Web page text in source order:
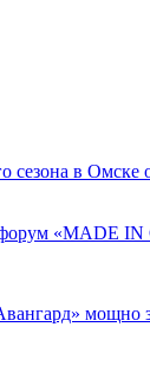
сезона в Омске
«MADE
мощно